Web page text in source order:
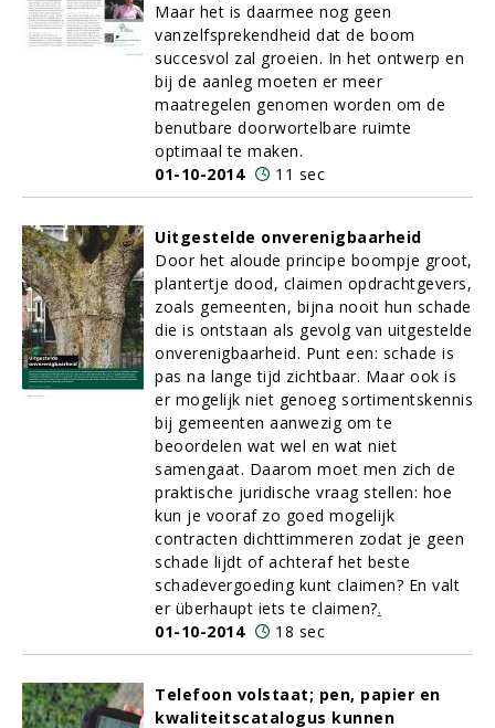
Maar het is daarmee nog geen
vanzelfsprekendheid dat de boom
succesvol zal groeien. In het ontwerp en
bij de aanleg moeten er meer
maatregelen genomen worden om de
benutbare doorwortelbare ruimte
optimaal te maken.
01-10-2014
11 sec
Uitgestelde onverenigbaarheid
Door het aloude principe boompje groot,
plantertje dood, claimen opdrachtgevers,
zoals gemeenten, bijna nooit hun schade
die is ontstaan als gevolg van uitgestelde
onverenigbaarheid. Punt een: schade is
pas na lange tijd zichtbaar. Maar ook is
er mogelijk niet genoeg sortimentskennis
bij gemeenten aanwezig om te
beoordelen wat wel en wat niet
samengaat. Daarom moet men zich de
praktische juridische vraag stellen: hoe
kun je vooraf zo goed mogelijk
contracten dichttimmeren zodat je geen
schade lijdt of achteraf het beste
schadevergoeding kunt claimen? En valt
er überhaupt iets te claimen?.
01-10-2014
18 sec
Telefoon volstaat; pen, papier en
kwaliteitscatalogus kunnen